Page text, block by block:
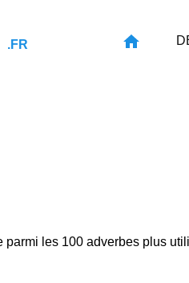
.FR
parmi les 100 adverbes plus